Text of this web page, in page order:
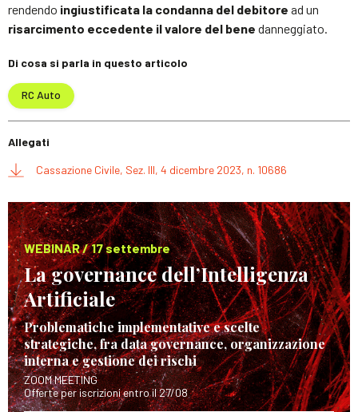
rendendo ingiustificata la condanna del debitore ad un
risarcimento eccedente il valore del bene danneggiato.
Di cosa si parla in questo articolo
RC Auto
Allegati
Cassazione Civile, Sez. III, 4 dicembre 2023, n. 10686
WEBINAR / 17 settembre
La governance dell’Intelligenza
Artificiale
Problematiche implementative e scelte
strategiche, fra data governance, organizzazione
interna e gestione dei rischi
ZOOM MEETING
Offerte per iscrizioni entro il 27/08